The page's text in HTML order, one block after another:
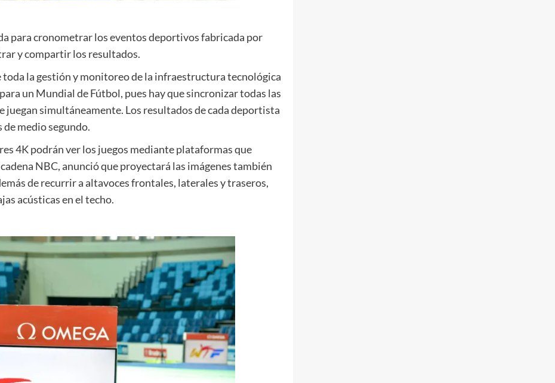
para cronometrar los eventos deportivos fabricada por
y compartir los resultados.
la gestión y monitoreo de la infraestructura tecnológica
un Mundial de Fútbol, pues hay que sincronizar todas las
juegan simultáneamente. Los resultados de cada deportista
medio segundo.
4K podrán ver los juegos mediante plataformas que
NBC, anunció que proyectará las imágenes también
de recurrir a altavoces frontales, laterales y traseros,
acústicas en el techo.